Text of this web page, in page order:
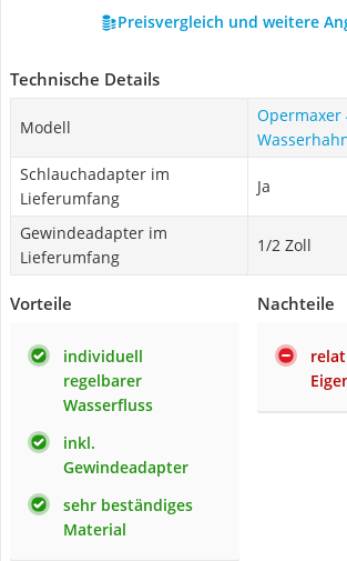
Preisvergleich und weitere
Technische Details
Modell
Opermaxer
Schlauchadapter im
Lieferumfang
Ja
Gewindeadapter im
Lieferumfang
1/2 Zoll
Vorteile
individuell
regelbarer
Wasserfluss
inkl.
Gewindeadapter
sehr beständiges
Material
Nachteile